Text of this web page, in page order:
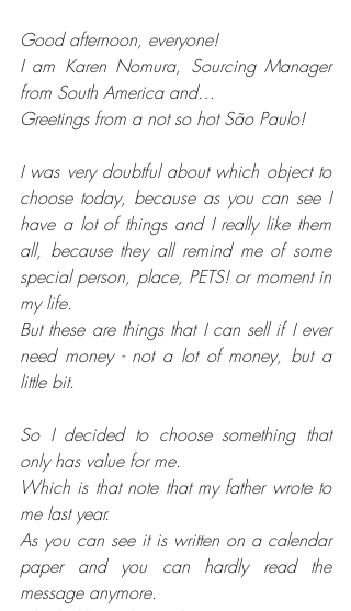
Good afternoon, everyone!
I am Karen Nomura, Sourcing Manager
from South America and…
Greetings from a not so hot São Paulo!
I was very doubtful about which object to
choose today, because as you can see I
have a lot of things and I really like them
all, because they all remind me of some
special person, place, PETS! or moment in
my life.
But these are things that I can sell if I ever
need money - not a lot of money, but a
little bit.
So I decided to choose something that
only has value for me.
Which is that note that my father wrote to
me last year.
As you can see it is written on a calendar
paper and you can hardly read the
message anymore.